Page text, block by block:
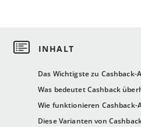
Das Wichtigste zu
Was bedeutet Cashback
Wie funktionieren Cashback-
Diese Varianten von